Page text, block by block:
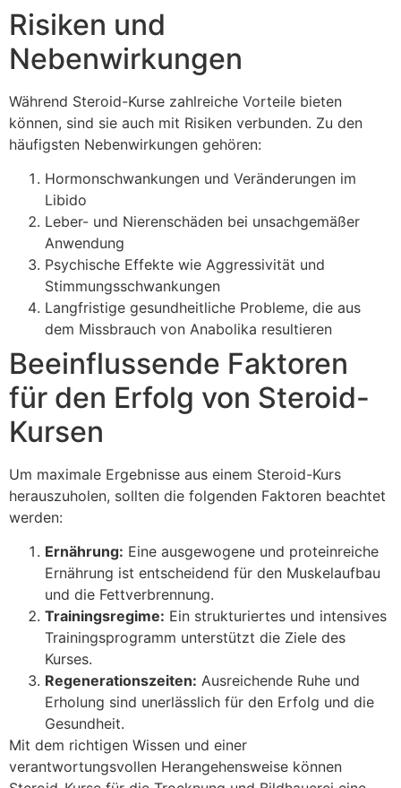
Risiken und
Nebenwirkungen
Während Steroid-Kurse zahlreiche Vorteile bieten
können, sind sie auch mit Risiken verbunden. Zu den
häufigsten Nebenwirkungen gehören:
Hormonschwankungen und Veränderungen im
Libido
Leber- und Nierenschäden bei unsachgemäßer
Anwendung
Psychische Effekte wie Aggressivität und
Stimmungsschwankungen
Langfristige gesundheitliche Probleme, die aus
dem Missbrauch von Anabolika resultieren
Beeinflussende Faktoren
für den Erfolg von Steroid-
Kursen
Um maximale Ergebnisse aus einem Steroid-Kurs
herauszuholen, sollten die folgenden Faktoren beachtet
werden:
Ernährung: Eine ausgewogene und proteinreiche
Ernährung ist entscheidend für den Muskelaufbau
und die Fettverbrennung.
Trainingsregime: Ein strukturiertes und intensives
Trainingsprogramm unterstützt die Ziele des
Kurses.
Regenerationszeiten: Ausreichende Ruhe und
Erholung sind unerlässlich für den Erfolg und die
Gesundheit.
Mit dem richtigen Wissen und einer
verantwortungsvollen Herangehensweise können